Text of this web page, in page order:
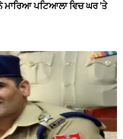
ਪਟਿਆਲਾ ਵਿਚ ਘਰ 'ਤੇ